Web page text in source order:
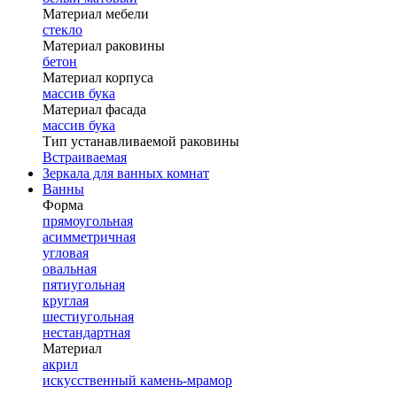
Материал мебели
стекло
Материал раковины
бетон
Материал корпуса
массив бука
Материал фасада
массив бука
Тип устанавливаемой раковины
Встраиваемая
Зеркала для ванных комнат
Ванны
Форма
прямоугольная
асимметричная
угловая
овальная
пятиугольная
круглая
шестиугольная
нестандартная
Материал
акрил
искусственный камень-мрамор